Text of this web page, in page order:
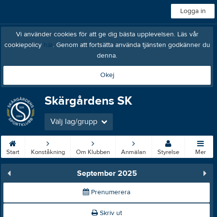
Logga in
Vi använder cookies för att ge dig bästa upplevelsen. Läs vår
cookiepolicy här. Genom att fortsätta använda tjänsten godkänner du
denna.
Okej
Skärgårdens SK
Välj lag/grupp
Start Konståkning Om Klubben Anmälan Styrelse Mer
September 2025
Prenumerera
Skriv ut